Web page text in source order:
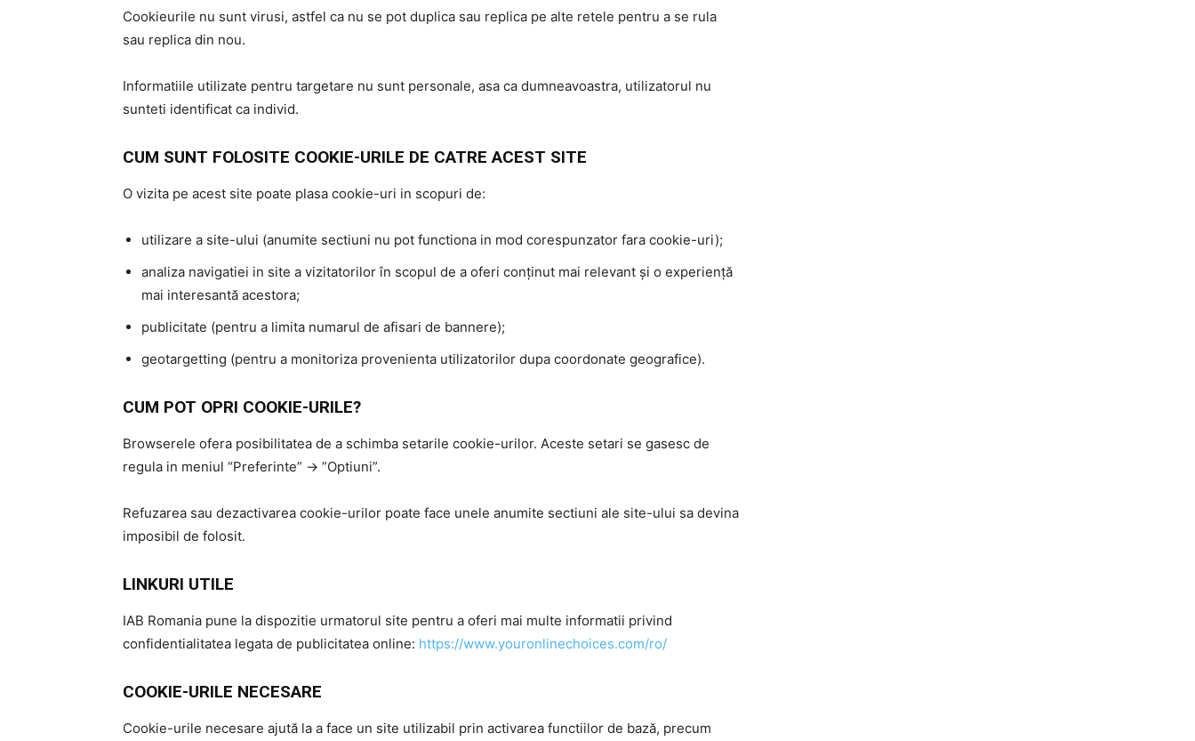
Cookieurile nu sunt virusi, astfel ca nu se pot duplica sau replica pe alte retele pentru a se rula
sau replica din nou.
Informatiile utilizate pentru targetare nu sunt personale, asa ca dumneavoastra, utilizatorul nu
sunteti identificat ca individ.
CUM SUNT FOLOSITE COOKIE-URILE DE CATRE ACEST SITE
O vizita pe acest site poate plasa cookie-uri in scopuri de:
utilizare a site-ului (anumite sectiuni nu pot functiona in mod corespunzator fara cookie-uri);
analiza navigatiei in site a vizitatorilor în scopul de a oferi conținut mai relevant și o experiență
mai interesantă acestora;
publicitate (pentru a limita numarul de afisari de bannere);
geotargetting (pentru a monitoriza provenienta utilizatorilor dupa coordonate geografice).
CUM POT OPRI COOKIE-URILE?
Browserele ofera posibilitatea de a schimba setarile cookie-urilor. Aceste setari se gasesc de
regula in meniul “Preferinte” -> ”Optiuni”.
Refuzarea sau dezactivarea cookie-urilor poate face unele anumite sectiuni ale site-ului sa devina
imposibil de folosit.
LINKURI UTILE
IAB Romania pune la dispozitie urmatorul site pentru a oferi mai multe informatii privind
confidentialitatea legata de publicitatea online: https://www.youronlinechoices.com/ro/
COOKIE-URILE NECESARE
Cookie-urile necesare ajută la a face un site utilizabil prin activarea functiilor de bază, precum